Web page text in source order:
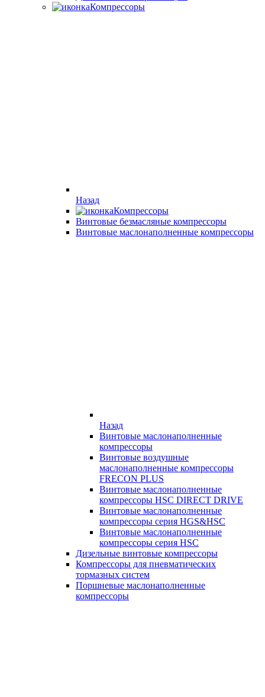
Компрессоры
Назад
Компрессоры
Винтовые безмасляные компрессоры
Винтовые маслонаполненные компрессоры
Назад
Винтовые маслонаполненные
компрессоры
Винтовые воздушные
маслонаполненные компрессоры
FRECON PLUS
Винтовые маслонаполненные
компрессоры HSC DIRECT DRIVE
Винтовые маслонаполненные
компрессоры серия HGS&HSC
Винтовые маслонаполненные
компрессоры серия HSC
Дизельные винтовые компрессоры
Компрессоры для пневматических
тормазных систем
Поршневые маслонаполненные
компрессоры